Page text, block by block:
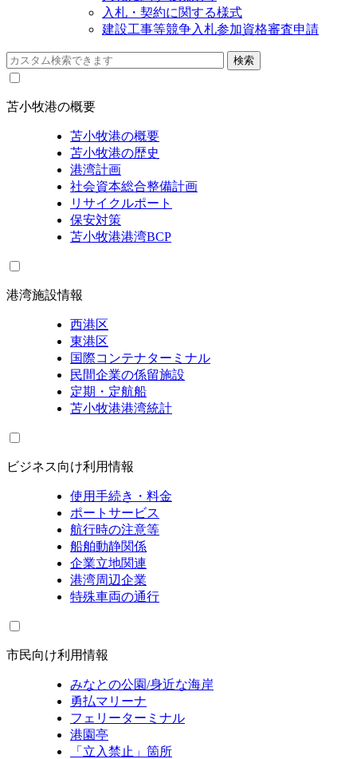
入札・契約に関する様式
建設工事等競争入札参加資格審査申請
苫小牧港の概要
苫小牧港の概要
苫小牧港の歴史
港湾計画
社会資本総合整備計画
リサイクルポート
保安対策
苫小牧港港湾BCP
港湾施設情報
西港区
東港区
国際コンテナターミナル
民間企業の係留施設
定期・定航船
苫小牧港港湾統計
ビジネス向け利用情報
使用手続き・料金
ポートサービス
航行時の注意等
船舶動静関係
企業立地関連
港湾周辺企業
特殊車両の通行
市民向け利用情報
みなとの公園/身近な海岸
勇払マリーナ
フェリーターミナル
港園亭
「立入禁止」箇所